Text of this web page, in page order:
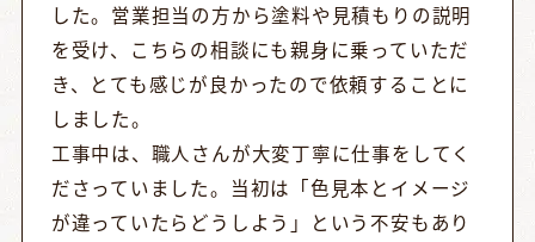
した。営業担当の方から塗料や見積もりの説明
を受け、こちらの相談にも親身に乗っていただ
き、とても感じが良かったので依頼することに
しました。
工事中は、職人さんが大変丁寧に仕事をしてく
ださっていました。当初は「色見本とイメージ
が違っていたらどうしよう」という不安もあり